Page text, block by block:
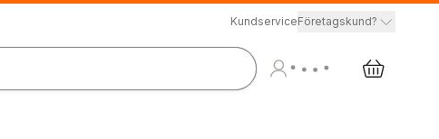
KundserviceFöretagskund?